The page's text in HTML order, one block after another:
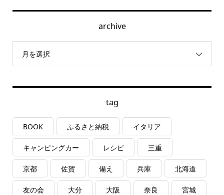
archive
月を選択
tag
BOOK ふるさと納税 イタリア
キャンピングカー レシピ 三重
京都 佐賀 備え 兵庫 北海道
友の会 大分 大阪 奈良 宮城